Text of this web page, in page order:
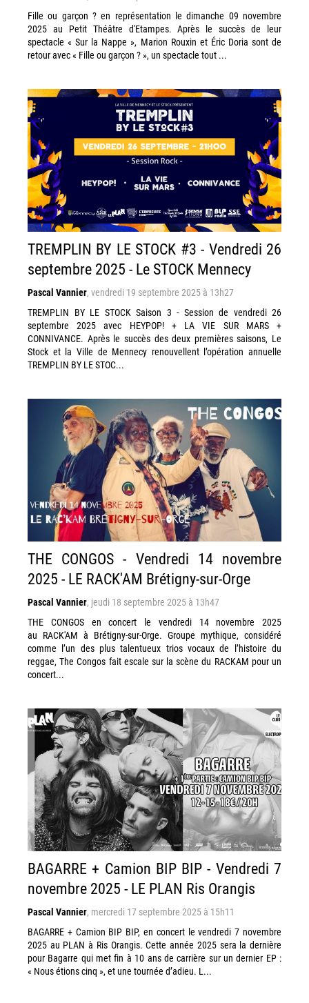
Fille ou garçon ? en représentation le dimanche 09 novembre
2025 au Petit Théâtre d'Etampes. Après le succès de leur
spectacle « Sur la Nappe », Marion Rouxin et Éric Doria sont de
retour avec « Fille ou garçon ? », un spectacle tout ...
TREMPLIN BY LE STOCK #3 - Vendredi 26
septembre 2025 - Le STOCK Mennecy
Pascal Vannier, vendredi 19 septembre 2025 à 13h27
TREMPLIN BY LE STOCK Saison 3 - Session de vendredi 26
septembre 2025 avec HEYPOP! + LA VIE SUR MARS +
CONNIVANCE. Après le succès des deux premières saisons, Le
Stock et la Ville de Mennecy renouvellent l’opération annuelle
TREMPLIN BY LE STOC...
THE CONGOS - Vendredi 14 novembre
2025 - LE RACK'AM Brétigny-sur-Orge
Pascal Vannier, jeudi 18 septembre 2025 à 13h47
THE CONGOS en concert le vendredi 14 novembre 2025
au RACK'AM à Brétigny-sur-Orge. Groupe mythique, considéré
comme l’un des plus talentueux trios vocaux de l’histoire du
reggae, The Congos fait escale sur la scène du RACKAM pour un
concert...
BAGARRE + Camion BIP BIP - Vendredi 7
novembre 2025 - LE PLAN Ris Orangis
Pascal Vannier, mercredi 17 septembre 2025 à 15h11
BAGARRE + Camion BIP BIP, en concert le vendredi 7 novembre
2025 au PLAN à Ris Orangis. Cette année 2025 sera la dernière
pour Bagarre qui met fin à 10 ans de carrière sur un dernier EP :
« Nous étions cinq », et une tournée d’adieu. L...